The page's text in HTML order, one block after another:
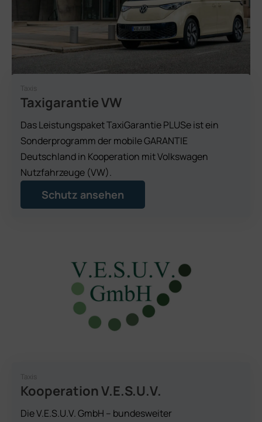
Taxis
Taxigarantie VW
Das Leistungspaket TaxiGarantie PLUSe ist ein
Sonderprogramm der mobile GARANTIE
Deutschland in Kooperation mit Volkswagen
Nutzfahrzeuge (VW).
Schutz ansehen
Taxis
Kooperation V.E.S.U.V.
Die V.E.S.U.V. GmbH – bundesweiter